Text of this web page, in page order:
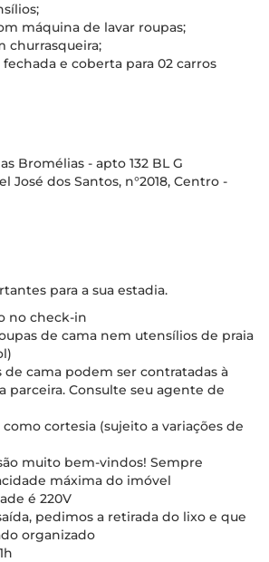
máquina de lavar roupas;
churrasqueira;
e coberta para 02 carros
Bromélias - apto 132 BL G
José dos Santos, n°2018, Centro -
para a sua estadia.
no check-in
de cama nem utensílios de praia
de cama podem ser contratadas à
parceira. Consulte seu agente de
cortesia (sujeito a variações de
muito bem-vindos! Sempre
máxima do imóvel
é 220V
pedimos a retirada do lixo e que
organizado